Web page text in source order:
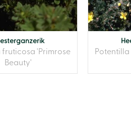
fruticosa 'Primrose
Beauty'